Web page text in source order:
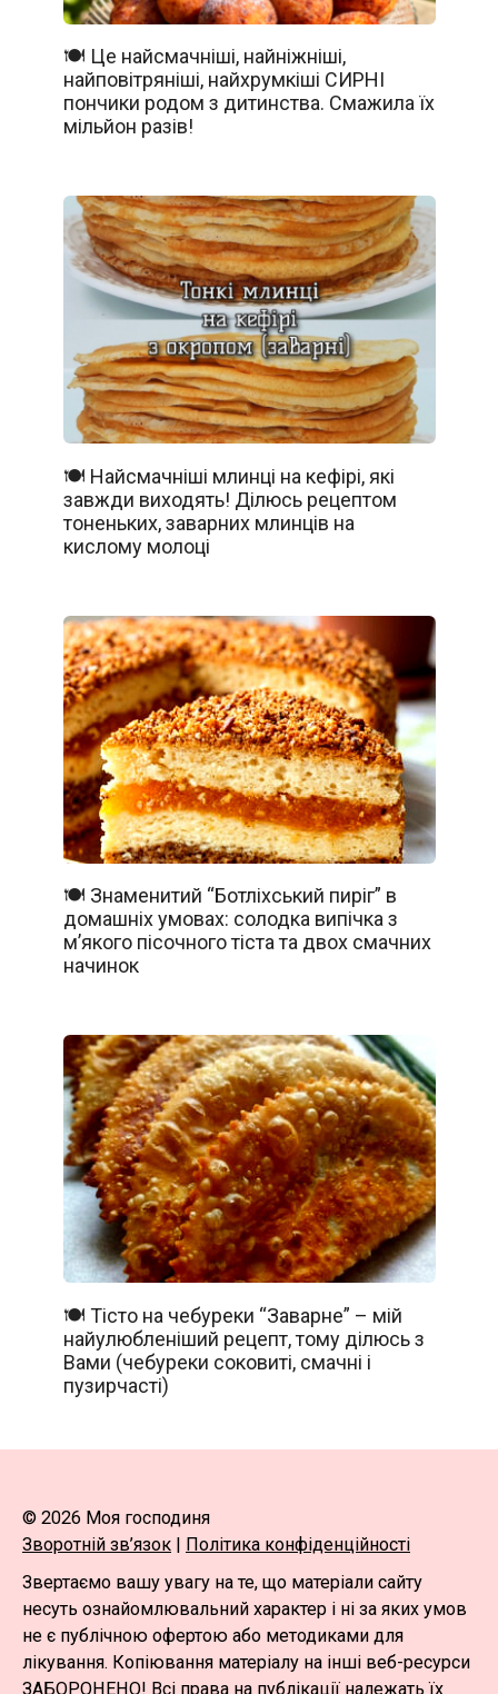
🍽️ Це найсмачніші, найніжніші,
найповітряніші, найхрумкіші СИРНІ
пончики родом з дитинства. Смажила їх
мільйон разів!
🍽️ Найсмачніші млинці на кефірі, які
завжди виходять! Ділюсь рецептом
тоненьких, заварних млинців на
кислому молоці
🍽️ Знаменитий “Ботліхський пиріг” в
домашніх умовах: солодка випічка з
м’якого пісочного тіста та двох смачних
начинок
🍽️ Тісто на чебуреки “Заварне” – мій
найулюбленіший рецепт, тому ділюсь з
Вами (чебуреки соковиті, смачні і
пузирчасті)
© 2026 Моя господиня
Зворотній зв’язок | Політика конфіденційності
Звертаємо вашу увагу на те, що матеріали сайту
несуть ознайомлювальний характер і ні за яких умов
не є публічною офертою або методиками для
лікування. Копіювання матеріалу на інші веб-ресурси
ЗАБОРОНЕНО! Всі права на публікації належать їх